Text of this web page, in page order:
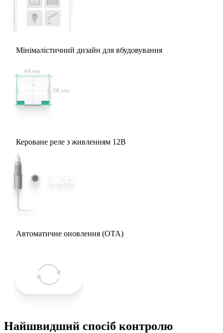
Мінімалістичний дизайн для вбудовування
Кероване реле з живленням 12В
Автоматичне оновлення (OTA)
Найшвидший спосіб контролю